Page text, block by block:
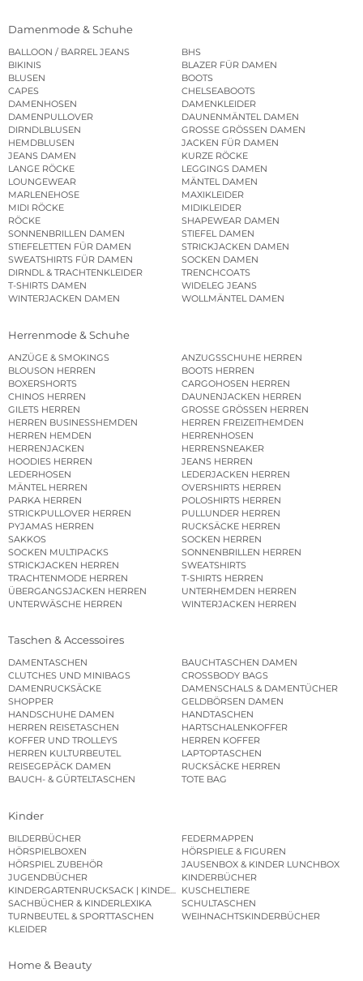
Damenmode & Schuhe
BALLOON / BARREL JEANS
BHS
BIKINIS
BLAZER FÜR DAMEN
BLUSEN
BOOTS
CAPES
CHELSEABOOTS
DAMENHOSEN
DAMENKLEIDER
DAMENPULLOVER
DAUNENMÄNTEL DAMEN
DIRNDLBLUSEN
GROSSE GRÖSSEN DAMEN
HEMDBLUSEN
JACKEN FÜR DAMEN
JEANS DAMEN
KURZE RÖCKE
LANGE RÖCKE
LEGGINGS DAMEN
LOUNGEWEAR
MÄNTEL DAMEN
MARLENEHOSE
MAXIKLEIDER
MIDI RÖCKE
MIDIKLEIDER
RÖCKE
SHAPEWEAR DAMEN
SONNENBRILLEN DAMEN
STIEFEL DAMEN
STIEFELETTEN FÜR DAMEN
STRICKJACKEN DAMEN
SWEATSHIRTS FÜR DAMEN
SOCKEN DAMEN
DIRNDL & TRACHTENKLEIDER
TRENCHCOATS
T-SHIRTS DAMEN
WIDELEG JEANS
WINTERJACKEN DAMEN
WOLLMÄNTEL DAMEN
Herrenmode & Schuhe
ANZÜGE & SMOKINGS
ANZUGSSCHUHE HERREN
BLOUSON HERREN
BOOTS HERREN
BOXERSHORTS
CARGOHOSEN HERREN
CHINOS HERREN
DAUNENJACKEN HERREN
GILETS HERREN
GROSSE GRÖSSEN HERREN
HERREN BUSINESSHEMDEN
HERREN FREIZEITHEMDEN
HERREN HEMDEN
HERRENHOSEN
HERRENJACKEN
HERRENSNEAKER
HOODIES HERREN
JEANS HERREN
LEDERHOSEN
LEDERJACKEN HERREN
MÄNTEL HERREN
OVERSHIRTS HERREN
PARKA HERREN
POLOSHIRTS HERREN
STRICKPULLOVER HERREN
PULLUNDER HERREN
PYJAMAS HERREN
RUCKSÄCKE HERREN
SAKKOS
SOCKEN HERREN
SOCKEN MULTIPACKS
SONNENBRILLEN HERREN
STRICKJACKEN HERREN
SWEATSHIRTS
TRACHTENMODE HERREN
T-SHIRTS HERREN
ÜBERGANGSJACKEN HERREN
UNTERHEMDEN HERREN
UNTERWÄSCHE HERREN
WINTERJACKEN HERREN
Taschen & Accessoires
DAMENTASCHEN
BAUCHTASCHEN DAMEN
CLUTCHES UND MINIBAGS
CROSSBODY BAGS
DAMENRUCKSÄCKE
DAMENSCHALS & DAMENTÜCHER
SHOPPER
GELDBÖRSEN DAMEN
HANDSCHUHE DAMEN
HANDTASCHEN
HERREN REISETASCHEN
HARTSCHALENKOFFER
KOFFER UND TROLLEYS
HERREN KOFFER
HERREN KULTURBEUTEL
LAPTOPTASCHEN
REISEGEPÄCK DAMEN
RUCKSÄCKE HERREN
BAUCH- & GÜRTELTASCHEN
TOTE BAG
Kinder
BILDERBÜCHER
FEDERMAPPEN
HÖRSPIELBOXEN
HÖRSPIELE & FIGUREN
HÖRSPIEL ZUBEHÖR
JAUSENBOX & KINDER LUNCHBOX
JUGENDBÜCHER
KINDERBÜCHER
KINDERGARTENRUCKSACK | KINDERGARTENBEUTEL
KUSCHELTIERE
SACHBÜCHER & KINDERLEXIKA
SCHULTASCHEN
TURNBEUTEL & SPORTTASCHEN
WEIHNACHTSKINDERBÜCHER
KLEIDER
Home & Beauty